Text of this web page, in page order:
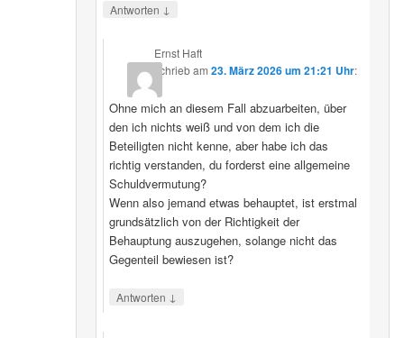
Antworten ↓
Ernst Haft
schriebam23. März 2026 um 21:21 Uhr:
Ohne mich an diesem Fall abzuarbeiten, über
den ich nichts weiß und von dem ich die
Beteiligten nicht kenne, aber habe ich das
richtig verstanden, du forderst eine allgemeine
Schuldvermutung?
Wenn also jemand etwas behauptet, ist erstmal
grundsätzlich von der Richtigkeit der
Behauptung auszugehen, solange nicht das
Gegenteil bewiesen ist?
Antworten ↓